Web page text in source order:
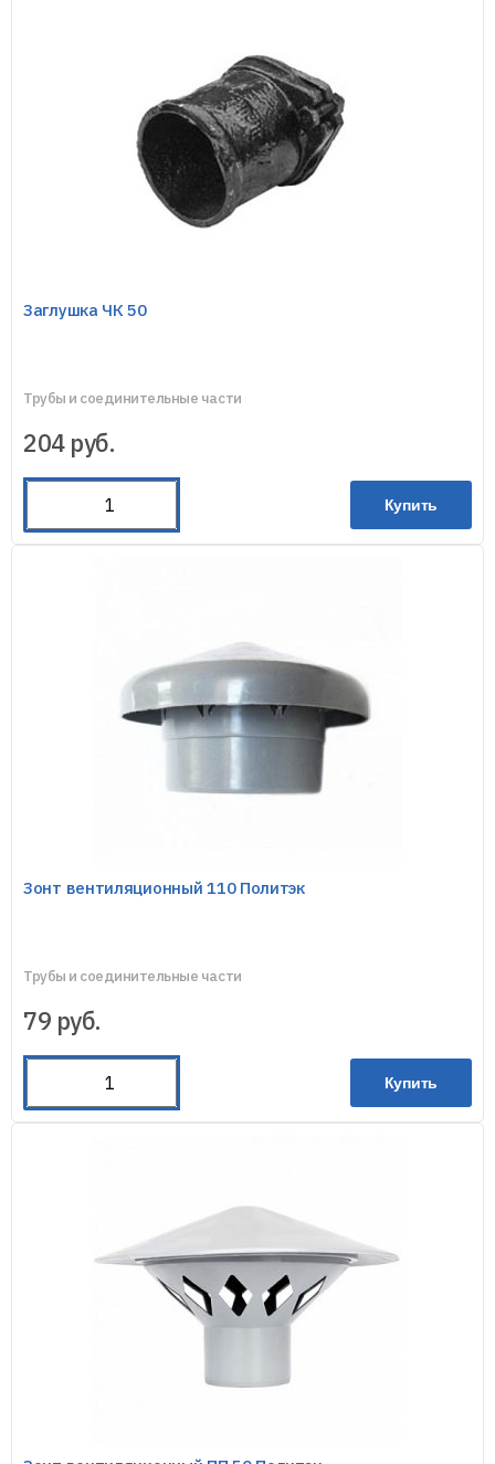
Заглушка ЧК 50
Трубы и соединительные части
204 руб.
Купить
Зонт вентиляционный 110 Политэк
Трубы и соединительные части
79 руб.
Купить